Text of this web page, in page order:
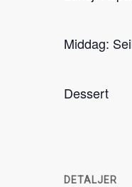
Middag:
Dessert
DETALJER